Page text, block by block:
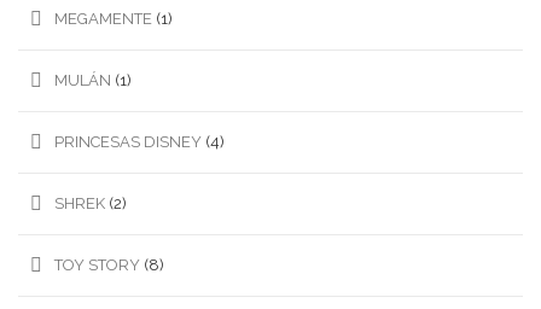
MEGAMENTE (1)
MULÁN (1)
PRINCESAS DISNEY (4)
SHREK (2)
TOY STORY (8)